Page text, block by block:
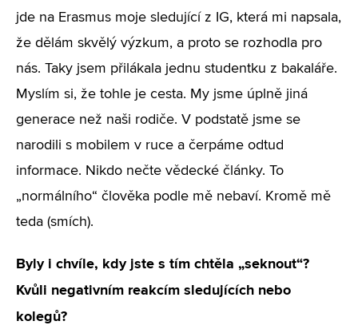
jde na Erasmus moje sledující z IG, která mi napsala,
že dělám skvělý výzkum, a proto se rozhodla pro
nás. Taky jsem přilákala jednu studentku z bakaláře.
Myslím si, že tohle je cesta. My jsme úplně jiná
generace než naši rodiče. V podstatě jsme se
narodili s mobilem v ruce a čerpáme odtud
informace. Nikdo nečte vědecké články. To
„normálního“ člověka podle mě nebaví. Kromě mě
teda (smích).
Byly i chvíle, kdy jste s tím chtěla „seknout“?
Kvůli negativním reakcím sledujících nebo
kolegů?